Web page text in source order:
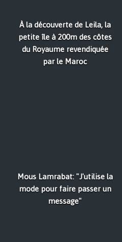
À la découverte de Leila, la
petite île à 200m des côtes
du Royaume revendiquée
par le Maroc
Mous Lamrabat: "J'utilise la
mode pour faire passer un
message"